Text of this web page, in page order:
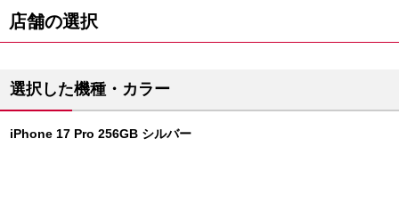
店舗の選択
選択した機種・カラー
iPhone 17 Pro 256GB シルバー